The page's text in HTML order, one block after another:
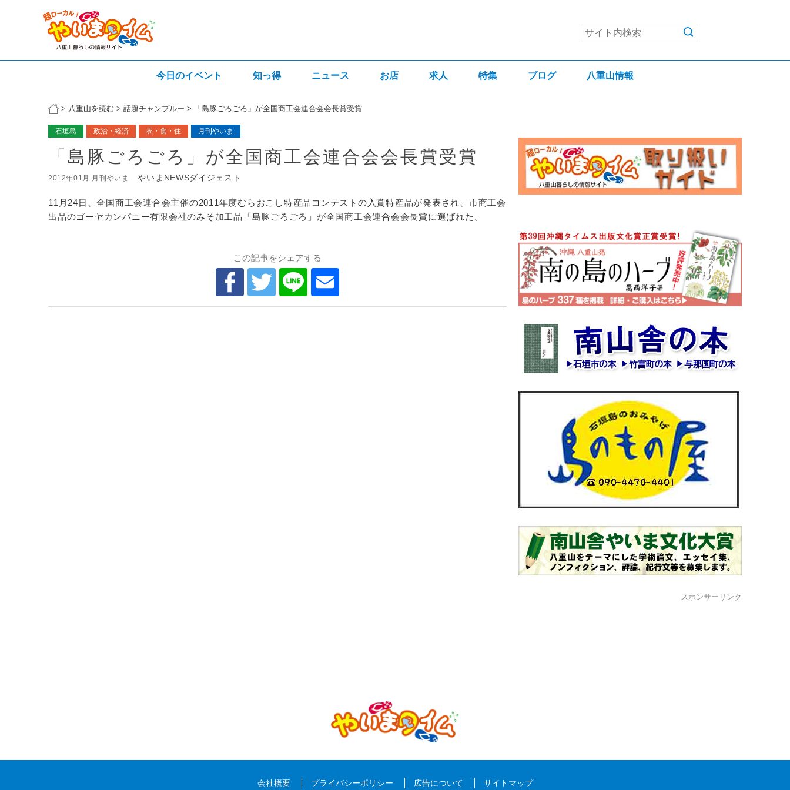
今日のイベント 知っ得 ニュース お店 求人 特集 ブログ 八重山情報
> 八重山を読む > 話題チャンプルー > 「島豚ごろごろ」が全国商工会連合会会長賞受賞
石垣島 政治・経済 衣・食・住 月刊やいま
「島豚ごろごろ」が全国商工会連合会会長賞受賞
2012年01月 月刊やいま やいまNEWSダイジェスト
11月24日、全国商工会連合会主催の2011年度むらおこし特産品コンテストの入賞特産品が発表され、市商工会
出品のゴーヤカンパニー有限会社のみそ加工品「島豚ごろごろ」が全国商工会連合会会長賞に選ばれた。
この記事をシェアする
スポンサーリンク
会社概要 プライバシーポリシー 広告について サイトマップ